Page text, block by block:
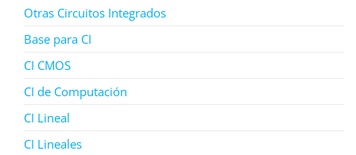
Otras Circuitos Integrados
Base para CI
CI CMOS
CI de Computación
CI Lineal
CI Lineales